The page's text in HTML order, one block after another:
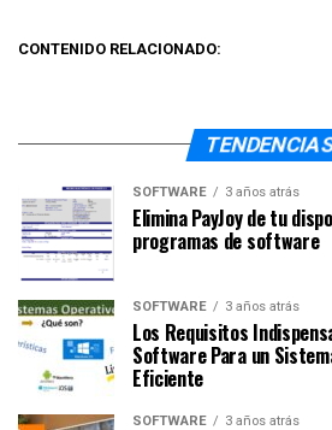
CONTENIDO RELACIONADO:
SOFTWARE 3 años atrás
Elimina PayJoy de tu
programas de software
SOFTWARE 3 años atrás
Los Requisitos
Software Para un
Eficiente
SOFTWARE 3 años atrás